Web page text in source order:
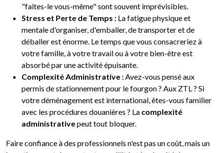
"faites-le vous-même" sont souvent imprévisibles.
Stress et Perte de Temps : La fatigue physique et
mentale d'organiser, d'emballer, de transporter et de
déballer est énorme. Le temps que vous consacreriez à
votre famille, à votre travail ou à votre bien-être est
absorbé par une activité épuisante.
Complexité Administrative :Avez-vous pensé aux
permis de stationnement pour le fourgon ? Aux ZTL ? Si
votre déménagement est international, êtes-vous familier
avec les procédures douanières ? La complexité
administrativepeut tout bloquer.
Faire confiance à des professionnels n'est pas un coût, mais un